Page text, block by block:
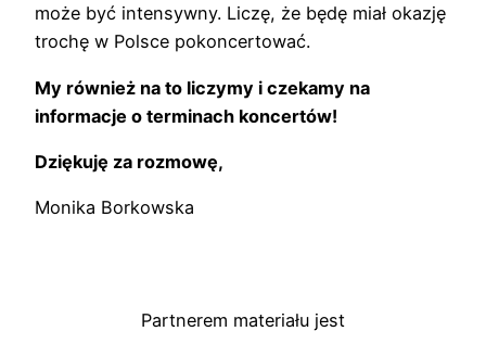
może być intensywny. Liczę, że będę miał okazję
trochę w Polsce pokoncertować.
My również na to liczymy i czekamy na
informacje o terminach koncertów!
Dziękuję za rozmowę,
Monika Borkowska
Partnerem materiału jest